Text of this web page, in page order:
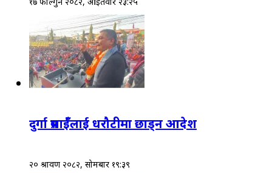
दुर्गा प्रसाईँलाई धरौटीमा छाड्न आदेश
२० श्रावण २०८२, सोमबार १९:३९